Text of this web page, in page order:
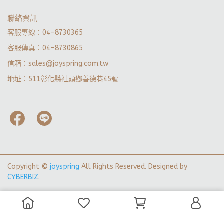
聯絡資訊
客服專線：04-8730365
客服傳真：04-8730865
信箱：sales@joyspring.com.tw
地址：511彰化縣社頭鄉善德巷45號
Copyright © joyspring All Rights Reserved. Designed by
CYBERBIZ.